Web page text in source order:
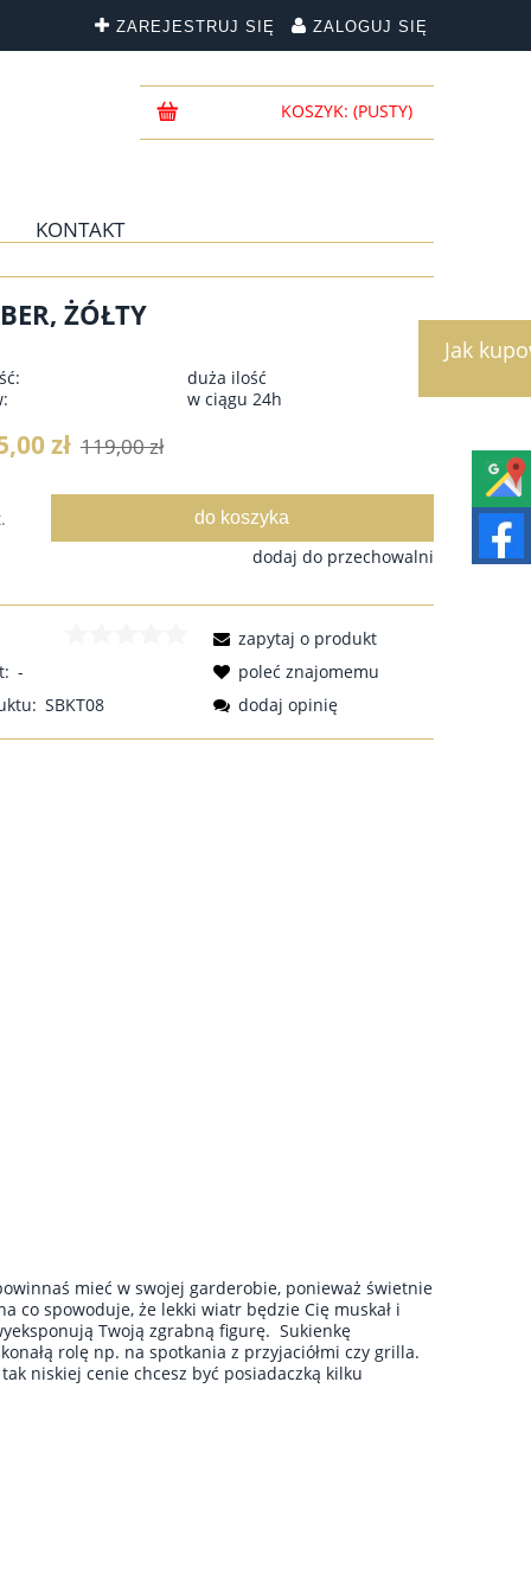
ZAREJESTRUJ SIĘ ZALOGUJ SIĘ
KOSZYK: (PUSTY)
KONTAKT
ŻÓŁTY
duża ilość
w ciągu 24h
zł 119,00 zł
do koszyka
dodaj do przechowalni
-
SBKT08
zapytaj o produkt
poleć znajomemu
dodaj opinię
mieć w swojej garderobie, ponieważ świetnie
co spowoduje, że lekki wiatr będzie Cię muskał i
Twoją zgrabną figurę. Sukienkę
rolę np. na spotkania z przyjaciółmi czy grilla.
niskiej cenie chcesz być posiadaczką kilku
Jak